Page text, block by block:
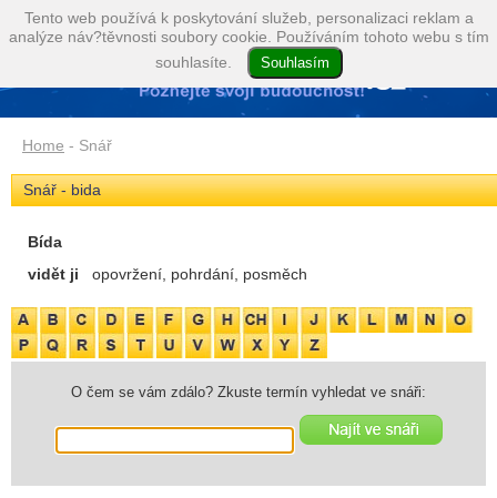
Home - Snář
Snář - bida
Bída
vidět ji
opovržení, pohrdání, posměch
O čem se vám zdálo? Zkuste termín vyhledat ve snáři:
Tento web používá k poskytování služeb, personalizaci reklam a
analýze náv?těvnosti soubory cookie. Používáním tohoto webu s tím
souhlasíte.